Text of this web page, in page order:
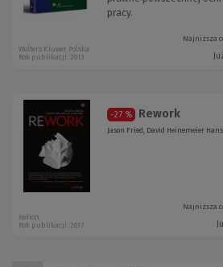
pracy.
Najniższa
Wolters Kluwer Polska
Rok publikacji: 2013
-27 % Rework
Jason Fried, David Heinemeier
Najniższa
Helion
Rok publikacji: 2017